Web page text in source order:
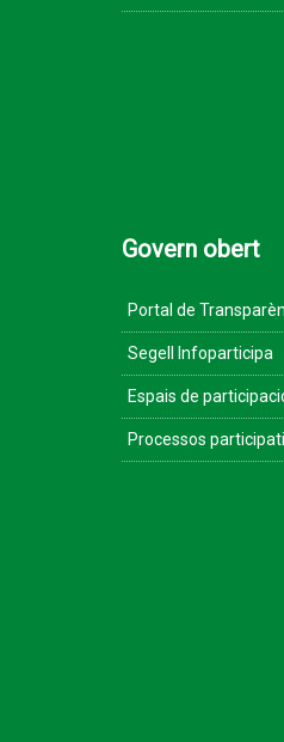
Govern obert
Portal de
Segell Infoparticipa
Espais de
Processos